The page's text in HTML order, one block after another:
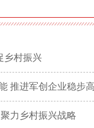
乡村振兴
推进军创企业稳步
力乡村振兴战略